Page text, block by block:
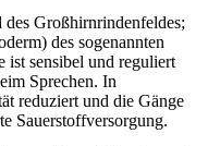
des Großhirnrindenfeldes;
des sogenannten
ist sensibel und reguliert
Sprechen. In
reduziert und die Gänge
Sauerstoffversorgung.